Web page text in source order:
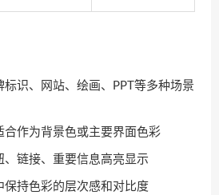
标识、网站、绘画、PPT等多种场景
合作为背景色或主要界面色彩
、链接、重要信息高亮显示
保持色彩的层次感和对比度